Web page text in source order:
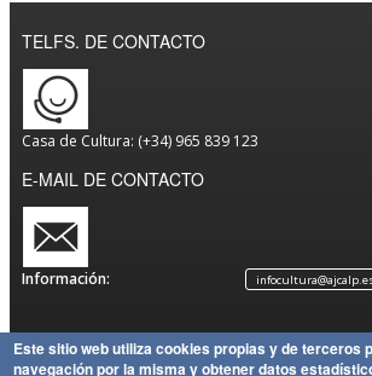
TELFS. DE CONTACTO
Casa de Cultura: (+34) 965 839 123
E-MAIL DE CONTACTO
Información:
Este sitio web utiliza cookies propias y de terceros
navegación por la misma y obtener datos